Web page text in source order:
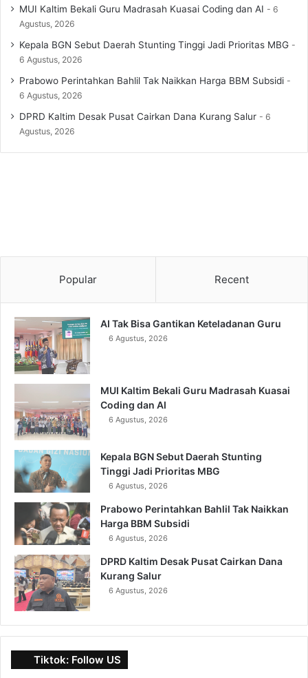
MUI Kaltim Bekali Guru Madrasah Kuasai Coding dan AI
6
Agustus, 2026
Kepala BGN Sebut Daerah Stunting Tinggi Jadi Prioritas MBG
6 Agustus, 2026
Prabowo Perintahkan Bahlil Tak Naikkan Harga BBM Subsidi
6 Agustus, 2026
DPRD Kaltim Desak Pusat Cairkan Dana Kurang Salur
6
Agustus, 2026
Popular Recent
AI Tak Bisa Gantikan Keteladanan Guru
6 Agustus, 2026
MUI Kaltim Bekali Guru Madrasah Kuasai
Coding dan AI
6 Agustus, 2026
Kepala BGN Sebut Daerah Stunting
Tinggi Jadi Prioritas MBG
6 Agustus, 2026
Prabowo Perintahkan Bahlil Tak Naikkan
Harga BBM Subsidi
6 Agustus, 2026
DPRD Kaltim Desak Pusat Cairkan Dana
Kurang Salur
6 Agustus, 2026
Tiktok: Follow US